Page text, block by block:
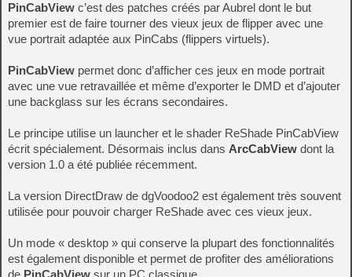
PinCabView c’est des patches créés par Aubrel dont le but
premier est de faire tourner des vieux jeux de flipper avec une
vue portrait adaptée aux PinCabs (flippers virtuels).
PinCabView permet donc d’afficher ces jeux en mode portrait
avec une vue retravaillée et même d’exporter le DMD et d’ajouter
une backglass sur les écrans secondaires.
Le principe utilise un launcher et le shader ReShade PinCabView
écrit spécialement. Désormais inclus dans ArcCabView dont la
version 1.0 a été publiée récemment.
La version DirectDraw de dgVoodoo2 est également très souvent
utilisée pour pouvoir charger ReShade avec ces vieux jeux.
Un mode « desktop » qui conserve la plupart des fonctionnalités
est également disponible et permet de profiter des améliorations
de PinCabView sur un PC classique.